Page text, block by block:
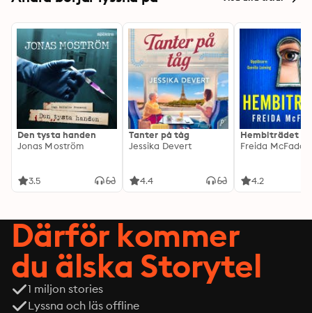
Den tysta handen
Jonas Moström
3.5
Tanter på tåg
Jessika Devert
4.4
Hembiträdet
Freida
4.2
Därför kommer
du älska Storytel
1 miljon stories
Lyssna och läs offline